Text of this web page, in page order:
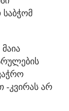
-კვირას არ